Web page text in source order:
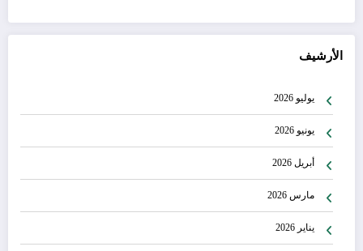
الأرشيف
يوليو 2026
يونيو 2026
أبريل 2026
مارس 2026
يناير 2026